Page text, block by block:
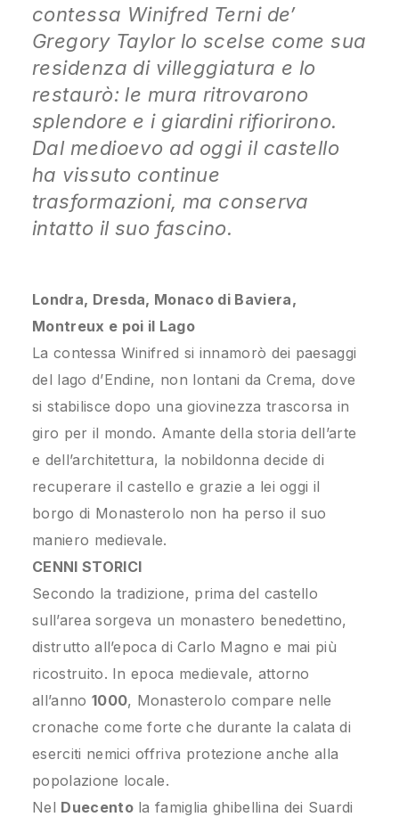
contessa Winifred Terni de’
Gregory Taylor lo scelse come sua
residenza di villeggiatura e lo
restaurò: le mura ritrovarono
splendore e i giardini rifiorirono.
Dal medioevo ad oggi il castello
ha vissuto continue
trasformazioni, ma conserva
intatto il suo fascino.
Londra, Dresda, Monaco di Baviera,
Montreux e poi il Lago
La contessa Winifred si innamorò dei paesaggi
del lago d’Endine, non lontani da Crema, dove
si stabilisce dopo una giovinezza trascorsa in
giro per il mondo. Amante della storia dell’arte
e dell’architettura, la nobildonna decide di
recuperare il castello e grazie a lei oggi il
borgo di Monasterolo non ha perso il suo
maniero medievale.
CENNI STORICI
Secondo la tradizione, prima del castello
sull’area sorgeva un monastero benedettino,
distrutto all’epoca di Carlo Magno e mai più
ricostruito. In epoca medievale, attorno
all’anno 1000, Monasterolo compare nelle
cronache come forte che durante la calata di
eserciti nemici offriva protezione anche alla
popolazione locale.
Nel Duecentola famiglia ghibellina dei Suardi